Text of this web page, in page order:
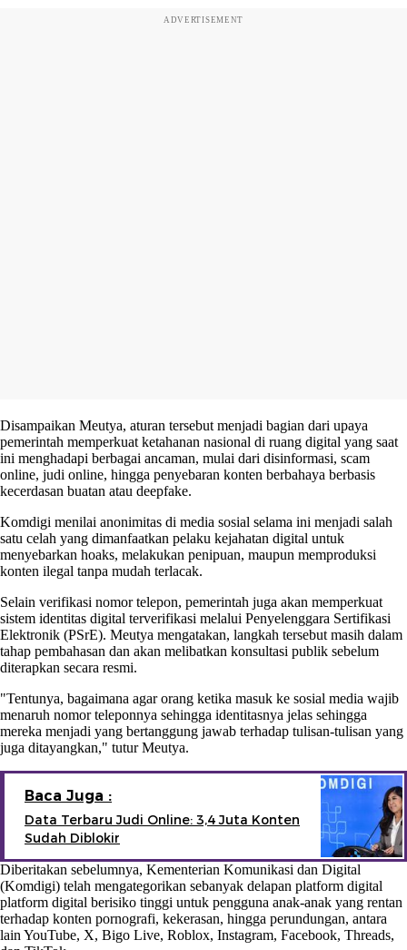
ADVERTISEMENT
Disampaikan Meutya, aturan tersebut menjadi bagian dari upaya
pemerintah memperkuat ketahanan nasional di ruang digital yang saat
ini menghadapi berbagai ancaman, mulai dari disinformasi, scam
online, judi online, hingga penyebaran konten berbahaya berbasis
kecerdasan buatan atau deepfake.
Komdigi menilai anonimitas di media sosial selama ini menjadi salah
satu celah yang dimanfaatkan pelaku kejahatan digital untuk
menyebarkan hoaks, melakukan penipuan, maupun memproduksi
konten ilegal tanpa mudah terlacak.
Selain verifikasi nomor telepon, pemerintah juga akan memperkuat
sistem identitas digital terverifikasi melalui Penyelenggara Sertifikasi
Elektronik (PSrE). Meutya mengatakan, langkah tersebut masih dalam
tahap pembahasan dan akan melibatkan konsultasi publik sebelum
diterapkan secara resmi.
"Tentunya, bagaimana agar orang ketika masuk ke sosial media wajib
menaruh nomor teleponnya sehingga identitasnya jelas sehingga
mereka menjadi yang bertanggung jawab terhadap tulisan-tulisan yang
juga ditayangkan," tutur Meutya.
Baca Juga :
Data Terbaru Judi Online: 3,4 Juta Konten
Sudah Diblokir
Diberitakan sebelumnya, Kementerian Komunikasi dan Digital
(Komdigi) telah mengategorikan sebanyak delapan platform digital
platform digital berisiko tinggi untuk pengguna anak-anak yang rentan
terhadap konten pornografi, kekerasan, hingga perundungan, antara
lain YouTube, X, Bigo Live, Roblox, Instagram, Facebook, Threads,